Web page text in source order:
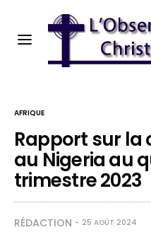
AFRIQUE
Rapport sur la
au Nigeria au
trimestre 2023
RÉDACTION 25 AOÛT 2024